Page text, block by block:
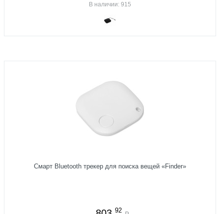
В наличии: 915
Смарт Bluetooth трекер для поиска вещей «Finder»
92